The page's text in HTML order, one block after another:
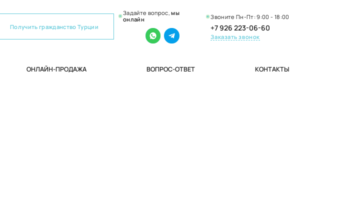
Получить гражданство Турции
Задайте вопрос,мы
онлайн
Звоните Пн-Пт: 9:00 - 18:00
+7 926 223-06-60
Заказать звонок
ОНЛАЙН-ПРОДАЖА ВОПРОС-ОТВЕТ КОНТАКТЫ